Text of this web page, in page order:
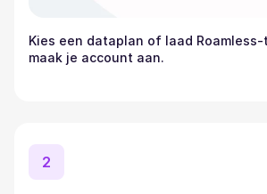
Kies een dataplan of laad
maak je account aan.
2